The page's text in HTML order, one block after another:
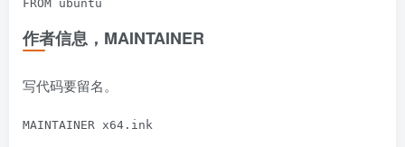
作者信息，MAINTAINER
写代码要留名。